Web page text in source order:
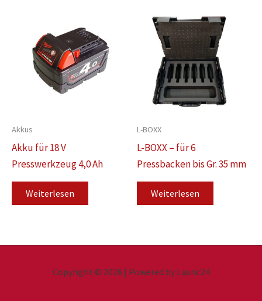
Akkus
Akku für 18 V
Presswerkzeug 4,0 Ah
Weiterlesen
L-BOXX
L-BOXX – für 6
Pressbacken bis Gr. 35 mm
Weiterlesen
Copyright © 2026 | Powered by Lauric24